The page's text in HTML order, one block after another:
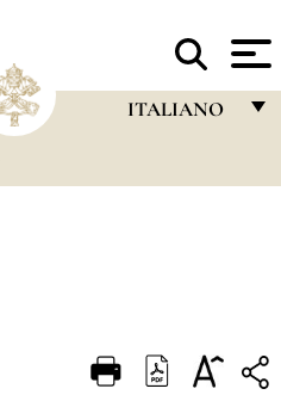
ITALIANO
DEUTSCH